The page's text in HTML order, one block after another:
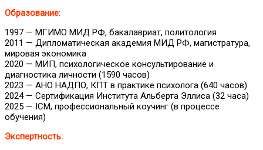
Образование:
1997 — МГИМО МИД РФ, бакалавриат, политология
2011 — Дипломатическая академия МИД РФ, магистратура,
мировая экономика
2020 — МИП, психологическое консультирование и
диагностика личности (1590 часов)
2023 — АНО НАДПО, КПТ в практике психолога (640 часов)
2024 — Сертификация Института Альберта Эллиса (32 часа)
2025 — ICM, профессиональный коучинг (в процессе
обучения)
Экспертность: